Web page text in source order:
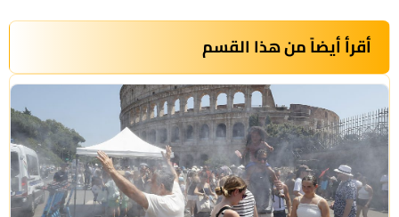
أقرأ أيضاً من هذا القسم